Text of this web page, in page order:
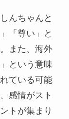
んちゃんと
「尊い」と
また、海外
という意味
ている可能
感情がスト
トが集まり